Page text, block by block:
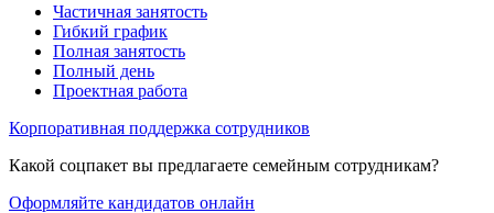
Частичная занятость
Гибкий график
Полная занятость
Полный день
Проектная работа
Корпоративная поддержка сотрудников
Какой соцпакет вы предлагаете семейным сотрудникам?
Оформляйте кандидатов онлайн